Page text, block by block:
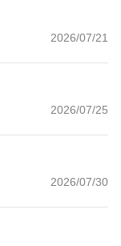
2026/07/21
2026/07/25
2026/07/30